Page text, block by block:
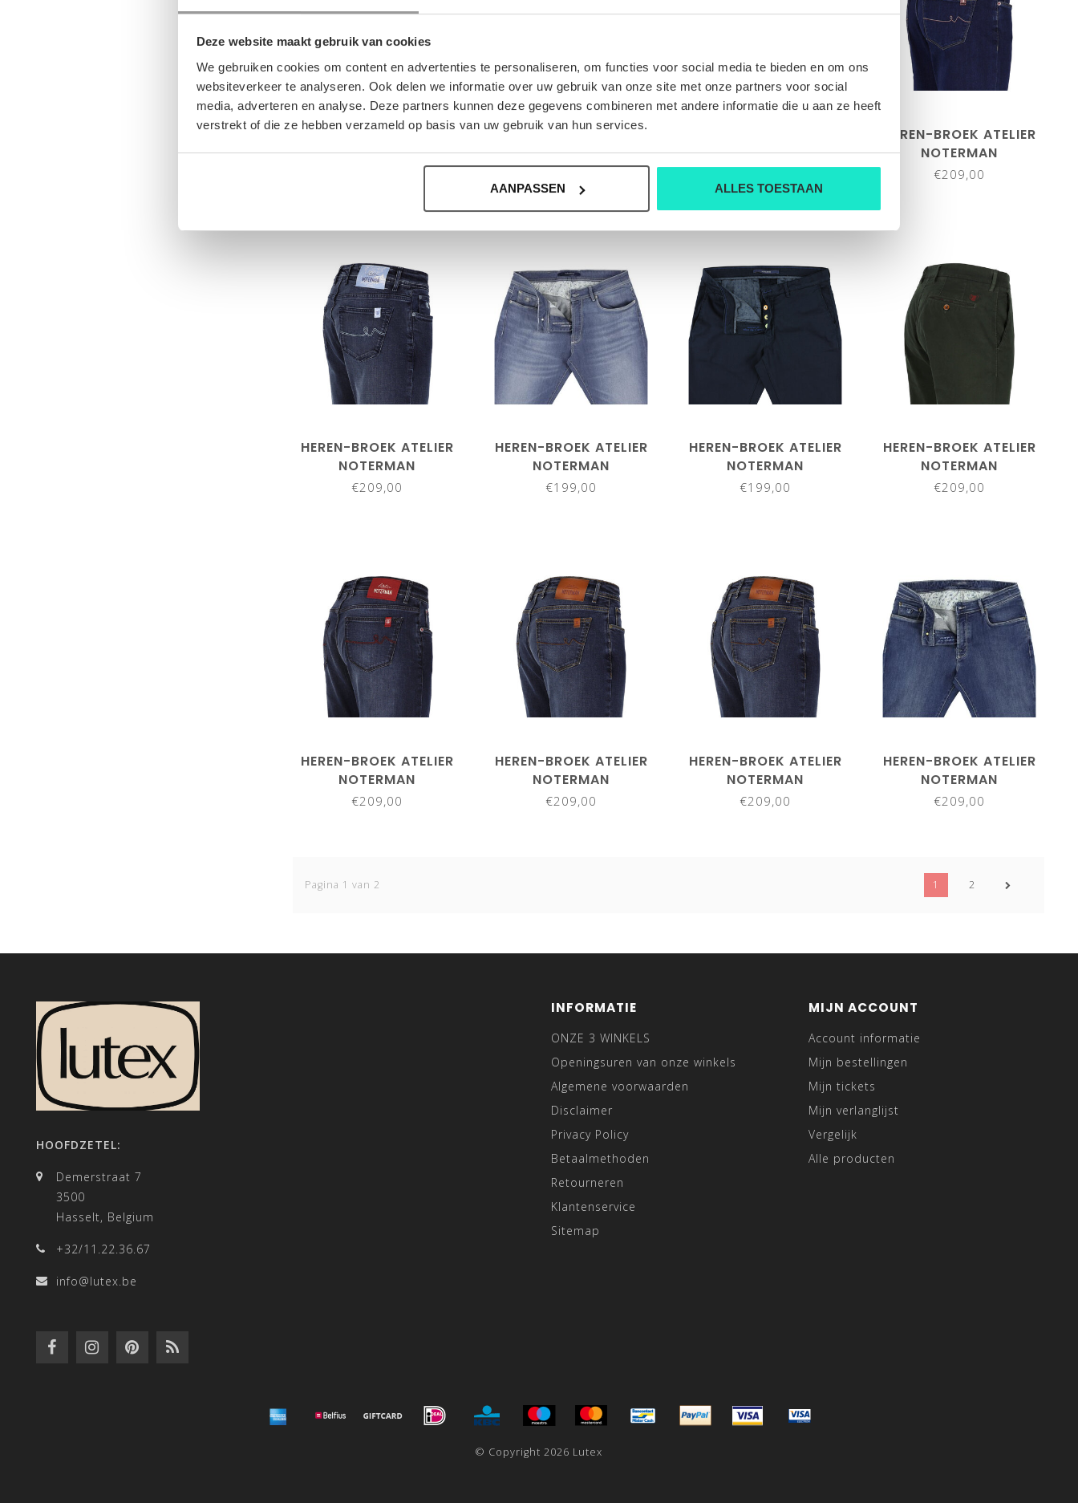
Deze website maakt gebruik van cookies
We gebruiken cookies om content en advertenties te personaliseren, om functies voor social media te bieden en om ons
websiteverkeer te analyseren. Ook delen we informatie over uw gebruik van onze site met onze partners voor social
media, adverteren en analyse. Deze partners kunnen deze gegevens combineren met andere informatie die u aan ze heeft
verstrekt of die ze hebben verzameld op basis van uw gebruik van hun services.
AANPASSEN ALLES TOESTAAN
HEREN-BROEK ATELIER
NOTERMAN
HEREN-BROEK ATELIER
NOTERMAN
NOTERMAN
HEREN-BROEK ATELIER
NOTERMAN
€209,00
HEREN-BROEK ATELIER
NOTERMAN
€209,00
HEREN-BROEK ATELIER
NOTERMAN
€199,00
HEREN-BROEK ATELIER
NOTERMAN
€199,00
HEREN-BROEK ATELIER
NOTERMAN
€209,00
HEREN-BROEK ATELIER
NOTERMAN
€209,00
HEREN-BROEK ATELIER
NOTERMAN
€209,00
HEREN-BROEK ATELIER
NOTERMAN
€209,00
HEREN-BROEK ATELIER
NOTERMAN
€209,00
Pagina 1 van 2 1 2
HOOFDZETEL:
Demerstraat 7
3500
Hasselt, Belgium
+32/11.22.36.67
info@lutex.be
INFORMATIE
ONZE 3 WINKELS
Openingsuren van onze winkels
Algemene voorwaarden
Disclaimer
Privacy Policy
Betaalmethoden
Retourneren
Klantenservice
Sitemap
MIJN ACCOUNT
Account informatie
Mijn bestellingen
Mijn tickets
Mijn verlanglijst
Vergelijk
Alle producten
© Copyright 2026 Lutex